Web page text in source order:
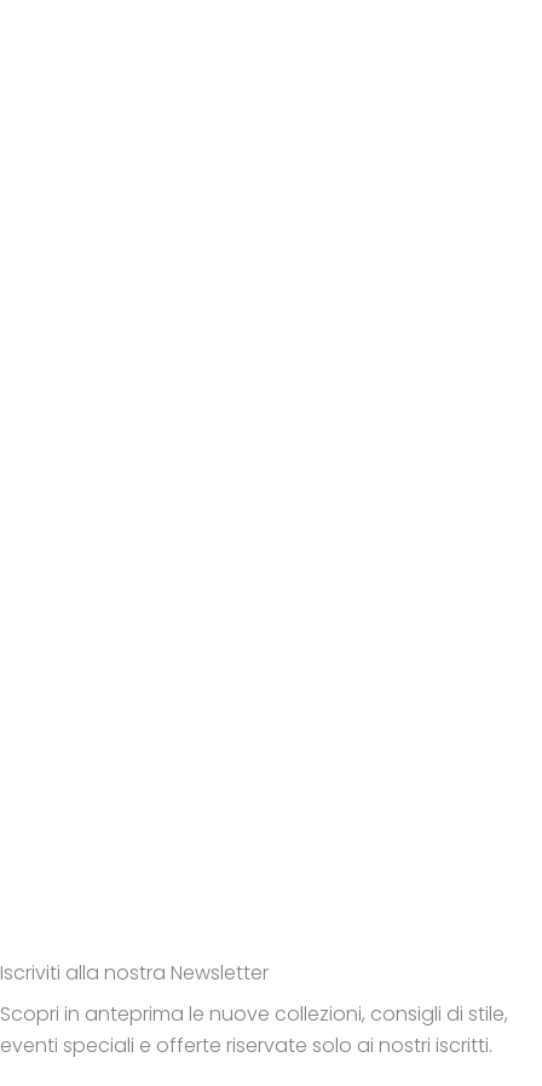
Iscriviti alla nostra Newsletter
Scopri in anteprima le nuove collezioni, consigli di stile,
eventi speciali e offerte riservate solo ai nostri iscritti.